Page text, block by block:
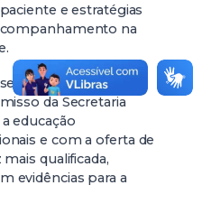
e estratégias
na
de Santa
da Secretaria
educação
e com a oferta de
qualificada,
evidências para a